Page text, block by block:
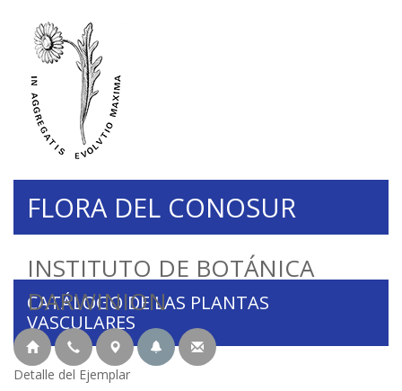
INSTITUTO DE BOTÁNICA
DARWINION
FLORA DEL CONOSUR
CATÁLOGO DE LAS PLANTAS
VASCULARES
Detalle del Ejemplar